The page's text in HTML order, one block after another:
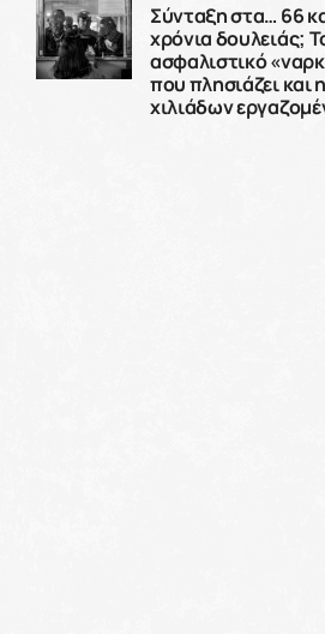
Σύνταξη στα… 66
χρόνια δουλειάς;
ασφαλιστικό
που πλησιάζει και
χιλιάδων